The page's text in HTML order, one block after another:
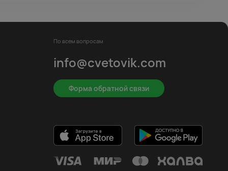
По всем вопросам
info@cvetovik.com
Форма обратной связи